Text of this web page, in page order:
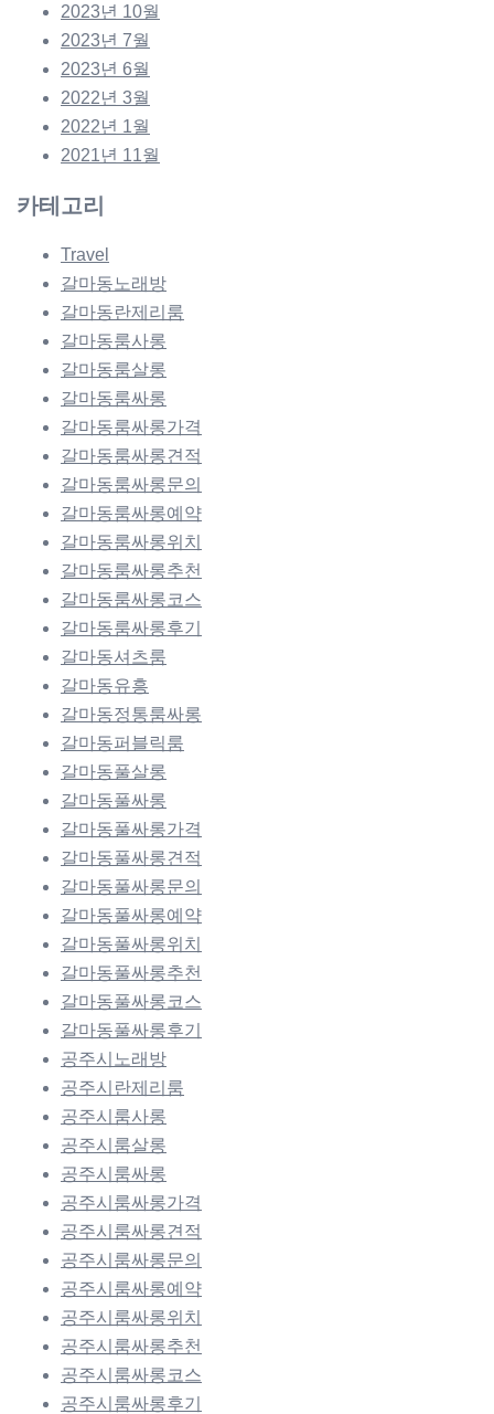
2023년 10월
2023년 7월
2023년 6월
2022년 3월
2022년 1월
2021년 11월
카테고리
Travel
갈마동노래방
갈마동란제리룸
갈마동룸사롱
갈마동룸살롱
갈마동룸싸롱
갈마동룸싸롱가격
갈마동룸싸롱견적
갈마동룸싸롱문의
갈마동룸싸롱예약
갈마동룸싸롱위치
갈마동룸싸롱추천
갈마동룸싸롱코스
갈마동룸싸롱후기
갈마동셔츠룸
갈마동유흥
갈마동정통룸싸롱
갈마동퍼블릭룸
갈마동풀살롱
갈마동풀싸롱
갈마동풀싸롱가격
갈마동풀싸롱견적
갈마동풀싸롱문의
갈마동풀싸롱예약
갈마동풀싸롱위치
갈마동풀싸롱추천
갈마동풀싸롱코스
갈마동풀싸롱후기
공주시노래방
공주시란제리룸
공주시룸사롱
공주시룸살롱
공주시룸싸롱
공주시룸싸롱가격
공주시룸싸롱견적
공주시룸싸롱문의
공주시룸싸롱예약
공주시룸싸롱위치
공주시룸싸롱추천
공주시룸싸롱코스
공주시룸싸롱후기